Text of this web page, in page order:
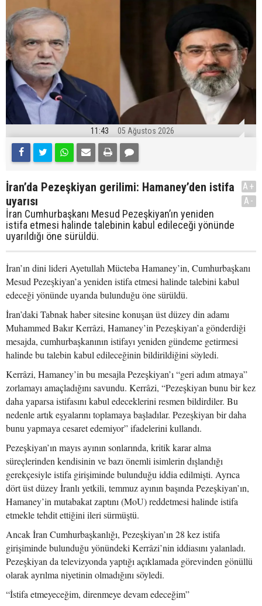
11:43 05 Ağustos 2026
İran’da Pezeşkiyan gerilimi: Hamaney’den istifa
uyarısı
İran Cumhurbaşkanı Mesud Pezeşkiyan’ın yeniden
istifa etmesi halinde talebinin kabul edileceği yönünde
uyarıldığı öne sürüldü.
A+
A-
İran’ın dini lideri Ayetullah Mücteba Hamaney’in, Cumhurbaşkanı
Mesud Pezeşkiyan’a yeniden istifa etmesi halinde talebini kabul
edeceği yönünde uyarıda bulunduğu öne sürüldü.
İran’daki Tabnak haber sitesine konuşan üst düzey din adamı
Muhammed Bakır Kerrâzi, Hamaney’in Pezeşkiyan’a gönderdiği
mesajda, cumhurbaşkanının istifayı yeniden gündeme getirmesi
halinde bu talebin kabul edileceğinin bildirildiğini söyledi.
Kerrâzi, Hamaney’in bu mesajla Pezeşkiyan’ı “geri adım atmaya”
zorlamayı amaçladığını savundu. Kerrâzi, “Pezeşkiyan bunu bir kez
daha yaparsa istifasını kabul edeceklerini resmen bildirdiler. Bu
nedenle artık eşyalarını toplamaya başladılar. Pezeşkiyan bir daha
bunu yapmaya cesaret edemiyor” ifadelerini kullandı.
Pezeşkiyan’ın mayıs ayının sonlarında, kritik karar alma
süreçlerinden kendisinin ve bazı önemli isimlerin dışlandığı
gerekçesiyle istifa girişiminde bulunduğu iddia edilmişti. Ayrıca
dört üst düzey İranlı yetkili, temmuz ayının başında Pezeşkiyan’ın,
Hamaney’in mutabakat zaptını (MoU) reddetmesi halinde istifa
etmekle tehdit ettiğini ileri sürmüştü.
Ancak İran Cumhurbaşkanlığı, Pezeşkiyan’ın 28 kez istifa
girişiminde bulunduğu yönündeki Kerrâzi’nin iddiasını yalanladı.
Pezeşkiyan da televizyonda yaptığı açıklamada görevinden gönüllü
olarak ayrılma niyetinin olmadığını söyledi.
“İstifa etmeyeceğim, direnmeye devam edeceğim”